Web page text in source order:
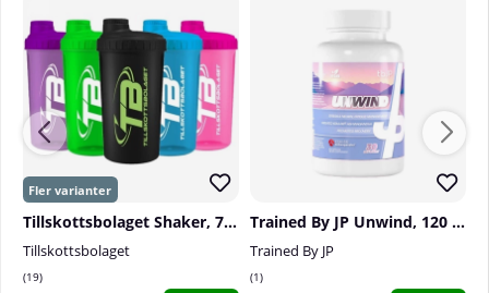
Supplement Needs Vitamin C Powder, 300g
Rekommenderad användning:
Blanda 1 skopa (5g)
med vatten och drick
Antal doseringar per burk:
Tillskottsbolaget Shaker, 700 ml
Tillskottsbolaget
19
Trained By JP Unwind, 120 caps
Trained By JP
1